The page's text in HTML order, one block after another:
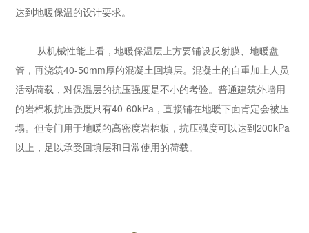
达到地暖保温的设计要求。
从机械性能上看，地暖保温层上方要铺设反射膜、地暖盘
管，再浇筑40-50mm厚的混凝土回填层。混凝土的自重加上人员
活动荷载，对保温层的抗压强度是不小的考验。普通建筑外墙用
的岩棉板抗压强度只有40-60kPa，直接铺在地暖下面肯定会被压
塌。但专门用于地暖的高密度岩棉板，抗压强度可以达到200kPa
以上，足以承受回填层和日常使用的荷载。